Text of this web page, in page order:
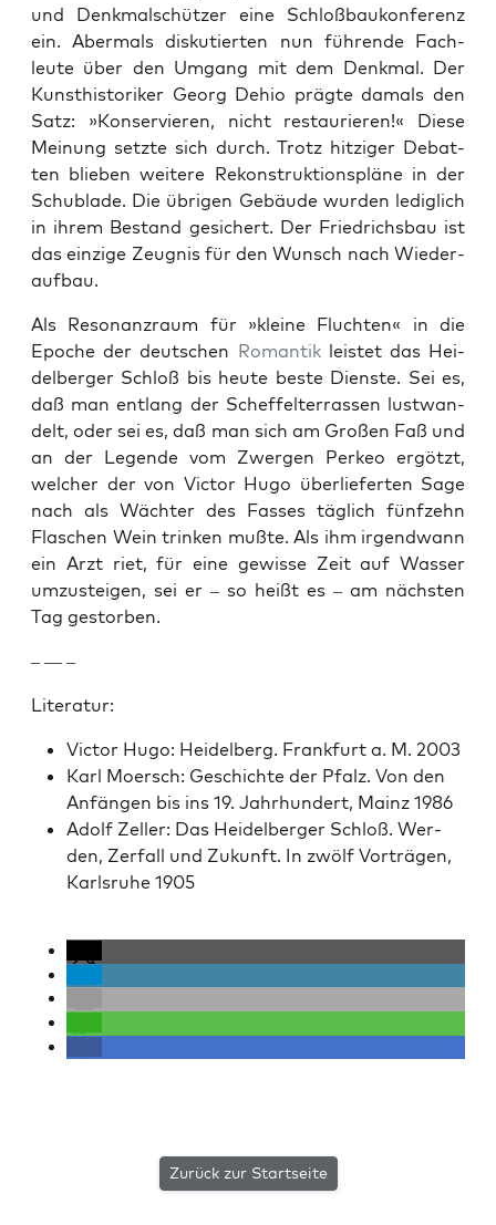
und Denkmalschützer eine Schloßbaukon­ferenz
ein. Aber­mals disku­tierten nun führende Fach­
leute über den Umgang mit dem Denkmal. Der
Kun­sthis­torik­er Georg Dehio prägte damals den
Satz: »Kon­servieren, nicht restau­ri­eren!« Diese
Mei­n­ung set­zte sich durch. Trotz hitziger Debat­
ten blieben weit­ere Rekon­struk­tion­spläne in der
Schublade. Die übri­gen Gebäude wur­den lediglich
in ihrem Bestand gesichert. Der Friedrichs­bau ist
das einzige Zeug­nis für den Wun­sch nach Wieder­
auf­bau.
Als Res­o­nanzraum für »kleine Flucht­en« in die
Epoche der deutschen Roman­tikleis­tet das Hei­
del­berg­er Schloß bis heute beste Dien­ste. Sei es,
daß man ent­lang der Schef­fel­ter­rassen lust­wan­
delt, oder sei es, daß man sich am Großen Faß und
an der Leg­ende vom Zwer­gen Perkeo ergötzt,
welch­er der von Vic­tor Hugo über­liefer­ten Sage
nach als Wächter des Fass­es täglich fün­fzehn
Flaschen Wein trinken mußte. Als ihm irgend­wann
ein Arzt riet, für eine gewisse Zeit auf Wass­er
umzusteigen, sei er – so heißt es – am näch­sten
Tag gestor­ben.
– — –
Lit­er­atur:
Vic­tor Hugo: Hei­del­berg. Frank­furt a. M. 2003
Karl Moer­sch: Geschichte der Pfalz. Von den
Anfän­gen bis ins 19. Jahrhun­dert, Mainz 1986
Adolf Zeller: Das Hei­del­berg­er Schloß. Wer­
den, Zer­fall und Zukun­ft. In zwölf Vorträ­gen,
Karl­sruhe 1905
Zurück zur Startseite